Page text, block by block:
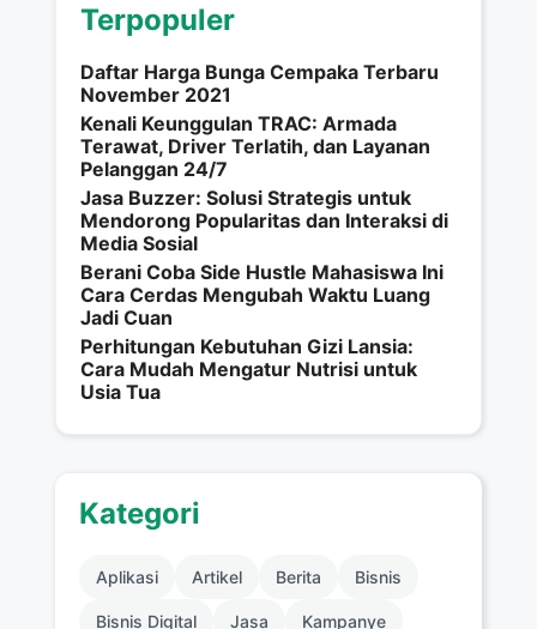
Terpopuler
Daftar Harga Bunga Cempaka Terbaru
November 2021
Kenali Keunggulan TRAC: Armada
Terawat, Driver Terlatih, dan Layanan
Pelanggan 24/7
Jasa Buzzer: Solusi Strategis untuk
Mendorong Popularitas dan Interaksi di
Media Sosial
Berani Coba Side Hustle Mahasiswa Ini
Cara Cerdas Mengubah Waktu Luang
Jadi Cuan
Perhitungan Kebutuhan Gizi Lansia:
Cara Mudah Mengatur Nutrisi untuk
Usia Tua
Kategori
Aplikasi Artikel Berita Bisnis
Bisnis Digital Jasa Kampanye